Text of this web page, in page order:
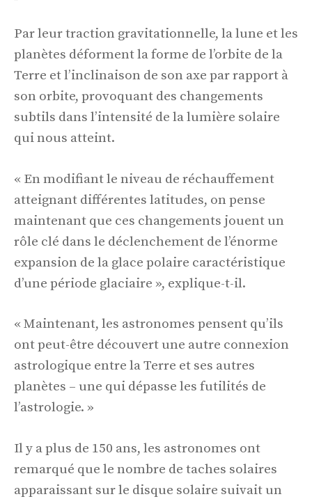
Par leur traction gravitationnelle, la lune et les
planètes déforment la forme de l’orbite de la
Terre et l’inclinaison de son axe par rapport à
son orbite, provoquant des changements
subtils dans l’intensité de la lumière solaire
qui nous atteint.
« En modifiant le niveau de réchauffement
atteignant différentes latitudes, on pense
maintenant que ces changements jouent un
rôle clé dans le déclenchement de l’énorme
expansion de la glace polaire caractéristique
d’une période glaciaire », explique-t-il.
« Maintenant, les astronomes pensent qu’ils
ont peut-être découvert une autre connexion
astrologique entre la Terre et ses autres
planètes – une qui dépasse les futilités de
l’astrologie. »
Il y a plus de 150 ans, les astronomes ont
remarqué que le nombre de taches solaires
apparaissant sur le disque solaire suivait un